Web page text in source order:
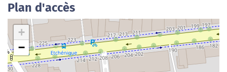
Plan d'accès
+
−